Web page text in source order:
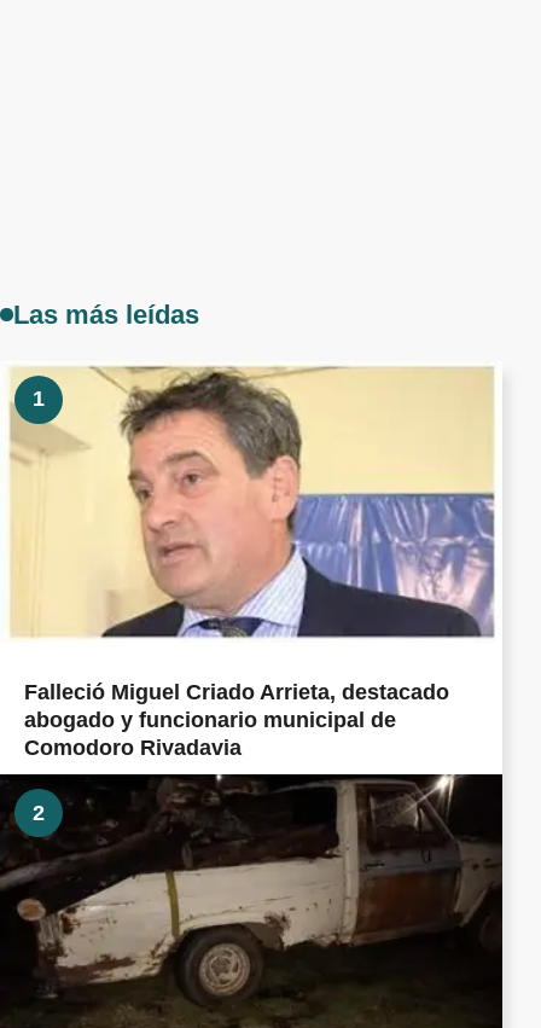
Las más leídas
1
Falleció Miguel Criado Arrieta, destacado
abogado y funcionario municipal de
Comodoro Rivadavia
2